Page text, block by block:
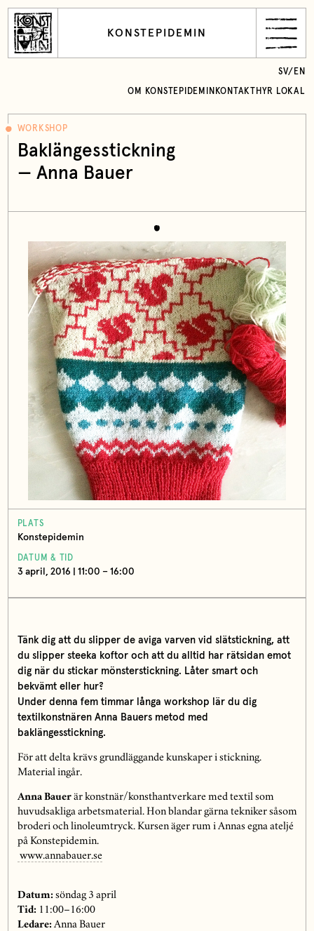
KONSTEPIDEMIN
OM KONSTEPIDEMIN KONTAKT HYR LOKAL
SV/ EN
WORKSHOP
Baklängesstickning
— Anna Bauer
PLATS
Konstepidemin
DATUM & TID
3 april, 2016 | 11:00 – 16:00
Tänk dig att du slipper de aviga varven vid slätstickning, att
du slipper steeka koftor och att du alltid har rätsidan emot
dig när du stickar mönsterstickning. Låter smart och
bekvämt eller hur?
Under denna fem timmar långa workshop lär du dig
textilkonstnären Anna Bauers metod med
baklängesstickning.
För att delta krävs grundläggande kunskaper i stickning.
Material ingår.
Anna Bauerär konstnär/konsthantverkare med textil som
huvudsakliga arbetsmaterial. Hon blandar gärna tekniker såsom
broderi och linoleumtryck. Kursen äger rum i Annas egna ateljé
på Konstepidemin.
www.annabauer.se
Datum: söndag 3 april
Tid:11:00–16:00
Ledare:Anna Bauer